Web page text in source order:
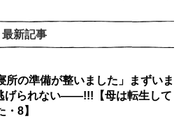
最新記事
所の準備が整いました」まずいま
げられない――!!!【母は転生して
・8】